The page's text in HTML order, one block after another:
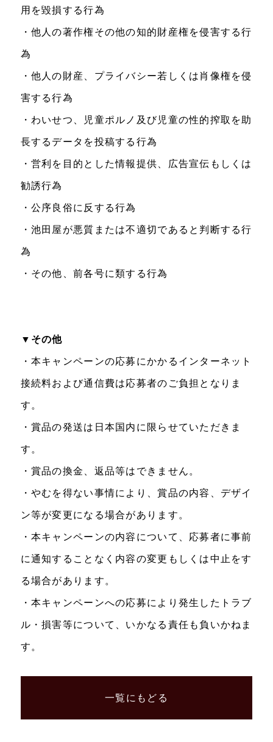
用を毀損する行為
・他人の著作権その他の知的財産権を侵害する行
為
・他人の財産、プライバシー若しくは肖像権を侵
害する行為
・わいせつ、児童ポルノ及び児童の性的搾取を助
長するデータを投稿する行為
・営利を目的とした情報提供、広告宣伝もしくは
勧誘行為
・公序良俗に反する行為
・池田屋が悪質または不適切であると判断する行
為
・その他、前各号に類する行為
▼その他
・本キャンペーンの応募にかかるインターネット
接続料および通信費は応募者のご負担となりま
す。
・賞品の発送は日本国内に限らせていただきま
す。
・賞品の換金、返品等はできません。
・やむを得ない事情により、賞品の内容、デザイ
ン等が変更になる場合があります。
・本キャンペーンの内容について、応募者に事前
に通知することなく内容の変更もしくは中止をす
る場合があります。
・本キャンペーンへの応募により発生したトラブ
ル・損害等について、いかなる責任も負いかねま
す。
一覧にもどる